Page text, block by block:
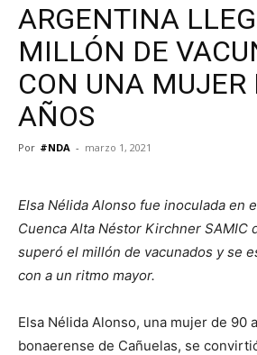
ARGENTINA
MILLÓN DE
CON UNA MUJER
AÑOS
Por #NDA - marzo 1, 2021
Elsa Nélida Alonso fue inoculada en
Cuenca Alta Néstor Kirchner SAMIC
superó el millón de vacunados y se
con a un ritmo mayor.
Elsa Nélida Alonso, una mujer de 90
bonaerense de Cañuelas, se